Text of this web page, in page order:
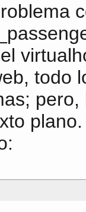
todo
plano.